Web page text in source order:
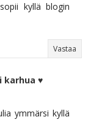
kyllä blogin
Vastaa
karhua ♥
ymmärsi kyllä